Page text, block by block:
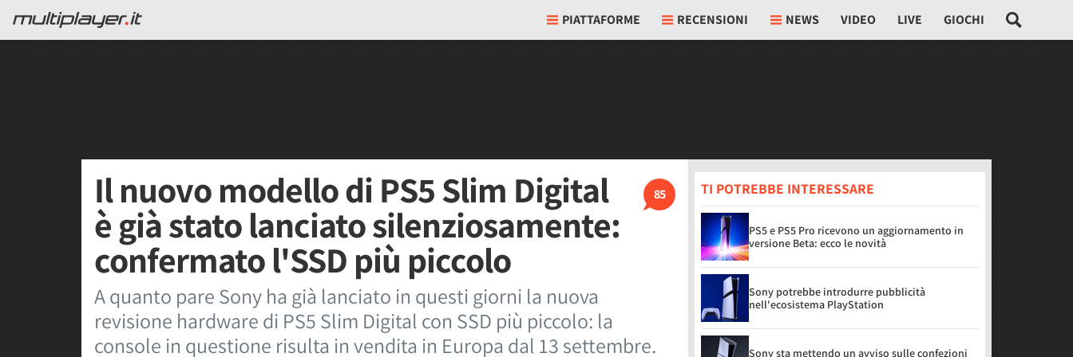
PIATTAFORME RECENSIONI NEWS VIDEO LIVE GIOCHI
85
Il nuovo modello di PS5 Slim Digital
è già stato lanciato silenziosamente:
confermato l'SSD più piccolo
A quanto pare Sony ha già lanciato in questi giorni la nuova
revisione hardware di PS5 Slim Digital con SSD più piccolo: la
console in questione risulta in vendita in Europa dal 13 settembre.
TI POTREBBE INTERESSARE
PS5 e PS5 Pro ricevono un aggiornamento in
versione Beta: ecco le novità
Sony potrebbe introdurre pubblicità
nell'ecosistema PlayStation
Sony sta mettendo un avviso sulle confezioni